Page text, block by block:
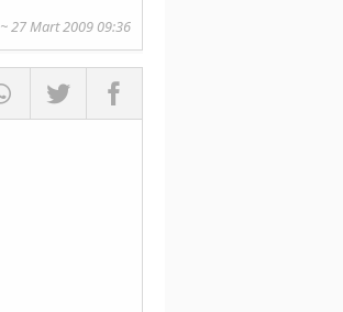
~ 27 Mart 2009 09:36